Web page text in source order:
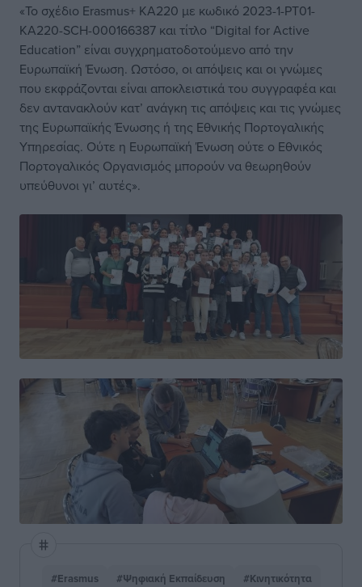
«Το σχέδιο Erasmus+ KA220 με κωδικό 2023-1-PT01-
KA220-SCH-000166387 και τίτλο “Digital for Active
Education” είναι συγχρηματοδοτούμενο από την
Ευρωπαϊκή Ένωση. Ωστόσο, οι απόψεις και οι γνώμες
που εκφράζονται είναι αποκλειστικά του συγγραφέα και
δεν αντανακλούν κατ’ ανάγκη τις απόψεις και τις γνώμες
της Ευρωπαϊκής Ένωσης ή της Εθνικής Πορτογαλικής
Υπηρεσίας. Ούτε η Ευρωπαϊκή Ένωση ούτε ο Εθνικός
Πορτογαλικός Οργανισμός μπορούν να θεωρηθούν
υπεύθυνοι γι’ αυτές».
#Erasmus #Ψηφιακή Εκπαίδευση #Κινητικότητα